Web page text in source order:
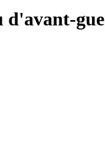
d'avant-